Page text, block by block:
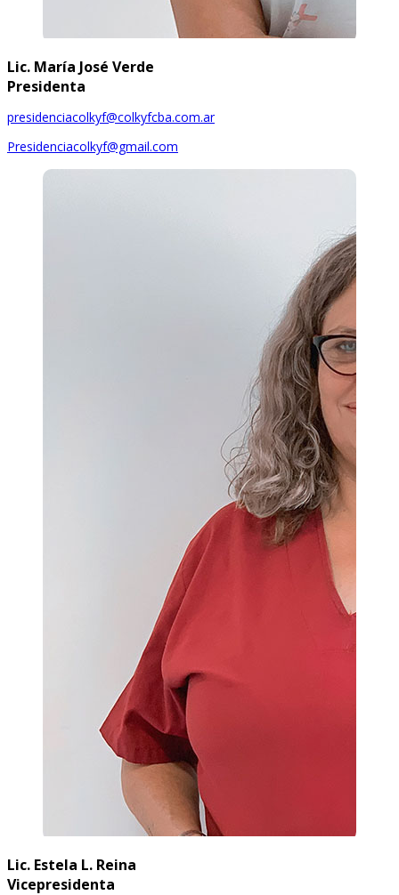
Lic. María José Verde
Presidenta
presidenciacolkyf@colkyfcba.com.ar
Presidenciacolkyf@gmail.com
Lic. Estela L. Reina
Vicepresidenta